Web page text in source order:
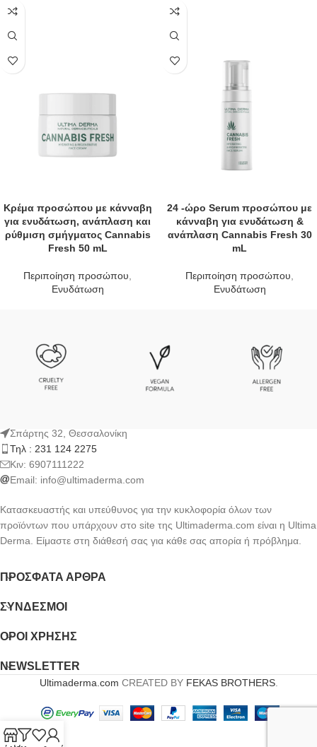
Κρέμα προσώπου με κάνναβη
για ενυδάτωση, ανάπλαση και
ρύθμιση σμήγματος Cannabis
Fresh 50 mL
Περιποίηση προσώπου
Ενυδάτωση
24 -ώρο Serum προσώπου με
κάνναβη για ενυδάτωση &
ανάπλαση Cannabis Fresh 30
mL
Περιποίηση προσώπου
Ενυδάτωση
Σπάρτης 32, Θεσσαλονίκη
Τηλ : 231 124 2275
Kιν: 6907111222
Email: info@ultimaderma.com
Κατασκευαστής και υπεύθυνος για την κυκλοφορία όλων των
προϊόντων που υπάρχουν στο site της Ultimaderma.com είναι η Ultima
Derma. Είμαστε στη διάθεσή σας για κάθε σας απορία ή πρόβλημα.
ΠΡΌΣΦΑΤΑ ΆΡΘΡΑ
ΣΎΝΔΕΣΜΟΙ
ΟΡΟΙ ΧΡΗΣΗΣ
NEWSLETTER
Ultimaderma.com CREATED BY FEKAS BROTHERS.